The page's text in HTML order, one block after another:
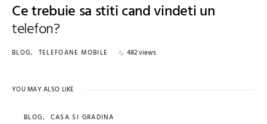
Ce trebuie sa stiti cand vindeti un
telefon?
BLOG TELEFOANE MOBILE 482 views
YOU MAY ALSO LIKE
BLOG CASA SI GRADINA